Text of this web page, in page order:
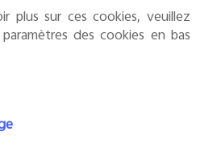
plus sur ces cookies, veuillez
des cookies en bas